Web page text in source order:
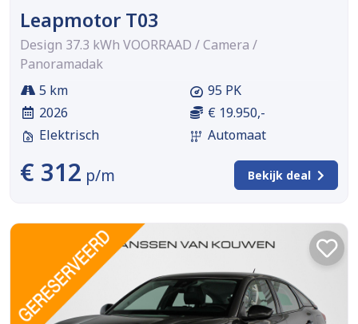
Leapmotor T03
Design 37.3 kWh VOORRAAD / Camera /
Panoramadak
5 km
2026
Elektrisch
95 PK
€ 19.950,-
Automaat
€ 312 p/m Bekijk deal